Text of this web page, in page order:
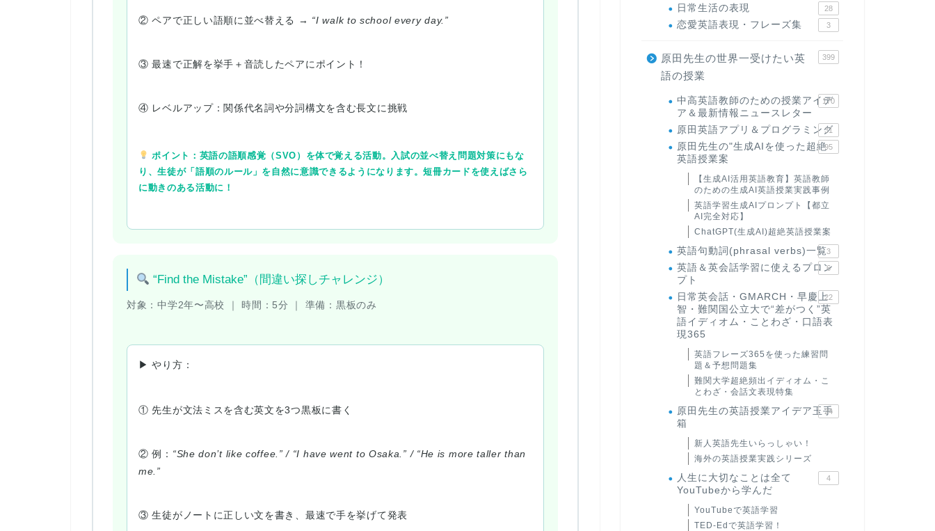
② ペアで正しい語順に並べ替える → “I walk to school every day.”
③ 最速で正解を挙手＋音読したペアにポイント！
④ レベルアップ：関係代名詞や分詞構文を含む長文に挑戦
ポイント：英語の語順感覚（SVO）を体で覚える活動。入試の並べ替え問題対策にもな
り、生徒が「語順のルール」を自然に意識できるようになります。短冊カードを使えばさら
に動きのある活動に！
“Find the Mistake”（間違い探しチャレンジ）
対象：中学2年〜高校 ｜ 時間： 5分 ｜ 準備： 黒板のみ
▶ やり方：
① 先生が文法ミスを含む英文を3つ黒板に書く
② 例： “She don’t like coffee.” / “I have went to Osaka.” / “He is more taller than
me.”
③ 生徒がノートに正しい文を書き、最速で手を挙げて発表
日常生活の表現 28
恋愛英語表現・フレーズ集 3
原田先生の世界一受けたい英
語の授業
399
中高英語教師のための授業アイデ
ア＆最新情報ニュースレター
170
原田英語アプリ＆プログラミング
31
原田先生の"生成AIを使った超絶
英語授業案
95
【生成AI活用英語教育】英語教師
のための生成AI英語授業実践事例
英語学習生成AIプロンプト【都立
AI完全対応】
ChatGPT(生成AI)超絶英語授業案
英語句動詞(phrasal verbs)一覧3
英語＆英会話学習に使えるプロン
プト
6
日常英会話・GMARCH・早慶上
智・難関国公立大で“差がつく”英
語イディオム・ことわざ・口語表
現365
22
英語フレーズ365を使った練習問
題＆予想問題集
難関大学超絶頻出イディオム・こ
とわざ・会話文表現特集
原田先生の英語授業アイデア玉手
箱
24
新人英語先生いらっしゃい！
海外の英語授業実践シリーズ
人生に大切なことは全て
YouTubeから学んだ
4
YouTubeで英語学習
TED-Edで英語学習！